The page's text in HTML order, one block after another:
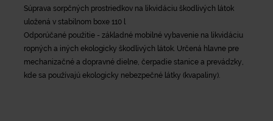
Súprava sorpčných prostriedkov na likvidáciu škodlivých látok
uložená v stabilnom boxe 110 l
Odporúčané použitie - základné mobilné vybavenie na likvidáciu
ropných a iných ekologicky škodlivých látok. Určená hlavne pre
mechanizačné a dopravné dielne, čerpadie stanice a prevádzky,
kde sa používajú ekologicky nebezpečné látky (kvapaliny).